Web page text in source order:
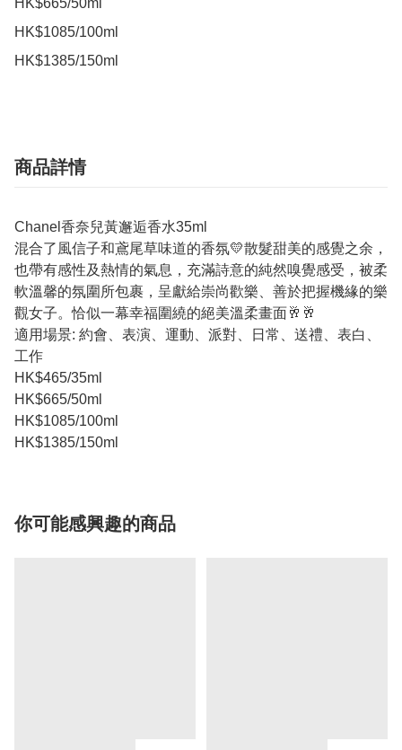
HK$665/50ml
HK$1085/100ml
HK$1385/150ml
商品詳情
Chanel香奈兒黃邂逅香水35ml
混合了風信子和鳶尾草味道的香氛💛散髮甜美的感覺之余，
也帶有感性及熱情的氣息，充滿詩意的純然嗅覺感受，被柔
軟溫馨的氛圍所包裹，呈獻給崇尚歡樂、善於把握機緣的樂
觀女子。恰似一幕幸福圍繞的絕美溫柔畫面🥂🥂
適用場景: 約會、表演、運動、派對、日常、送禮、表白、
工作
HK$465/35ml
HK$665/50ml
HK$1085/100ml
HK$1385/150ml
你可能感興趣的商品